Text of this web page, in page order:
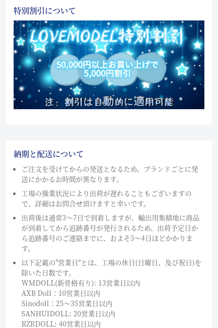
特別割引について
納期と配送について
ご注文を受けてからの発送となるため、ブランドごとに発
送にかかるお時間が異なります。
工場の操業状況により出荷が遅れることもございますの
で、詳細はお問合せ頂けますと幸いです。
出荷後は通常3～7日で到着しますが、輸出用集積地に商品
が到着してから追跡番号が発行されるため、出荷予定日か
ら追跡番号のご連絡までに、およそ3〜4日ほどかかりま
す。
以下記載の"営業日"とは、工場の休日(日曜日、及び祝日)を
除いた日数です。
WMDOLL(新骨格有り): 13営業日以内
AXB Doll：10営業日以内
Sinodoll：25〜35営業日以内
SANHUIDOLL: 20営業日以内
RZRDOLL: 40営業日以内